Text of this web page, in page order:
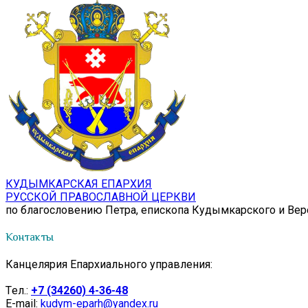
КУДЫМКАРСКАЯ ЕПАРХИЯ
РУССКОЙ ПРАВОСЛАВНОЙ ЦЕРКВИ
по благословению Петра, епископа Кудымкарского и
Контакты
Канцелярия Епархиального управления:
Tел.: +7 (34260) 4-36-48
E-mail: kudym-eparh@yandex.ru